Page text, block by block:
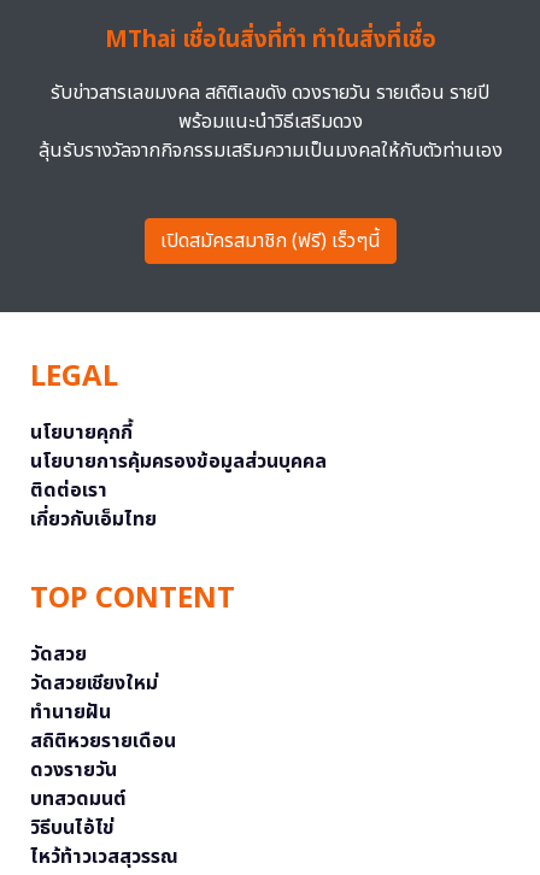
MThai เชื่อในสิ่งที่ทำ ทำในสิ่งที่เชื่อ
รับข่าวสารเลขมงคล สถิติเลขดัง ดวงรายวัน รายเดือน รายปี
พร้อมแนะนำวิธีเสริมดวง
ลุ้นรับรางวัลจากกิจกรรมเสริมความเป็นมงคลให้กับตัวท่านเอง
เปิดสมัครสมาชิก (ฟรี) เร็วๆนี้
LEGAL
นโยบายคุกกี้
นโยบายการคุ้มครองข้อมูลส่วนบุคคล
ติดต่อเรา
เกี่ยวกับเอ็มไทย
TOP CONTENT
วัดสวย
วัดสวยเชียงใหม่
ทำนายฝัน
สถิติหวยรายเดือน
ดวงรายวัน
บทสวดมนต์
วิธีบนไอ้ไข่
ไหว้ท้าวเวสสุวรรณ